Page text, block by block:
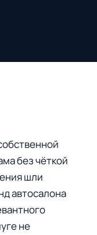
без чёткой
шли
автосалона
не